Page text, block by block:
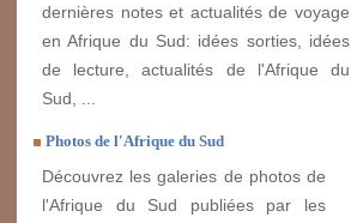
dernières notes et actualités de voyage
en Afrique du Sud: idées sorties, idées
de lecture, actualités de l'Afrique du
Sud, ...
Photos de l'Afrique du Sud
Découvrez les galeries de photos de
l'Afrique du Sud publiées par les